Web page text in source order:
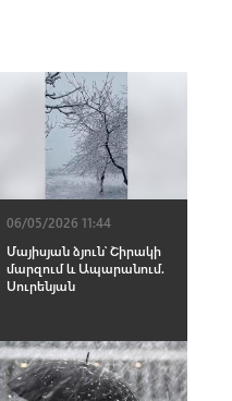
06/05/2026 11:44
Մայիսյան ձյուն՝ Շիրակի
մարզում և Ապարանում.
Սուրենյան